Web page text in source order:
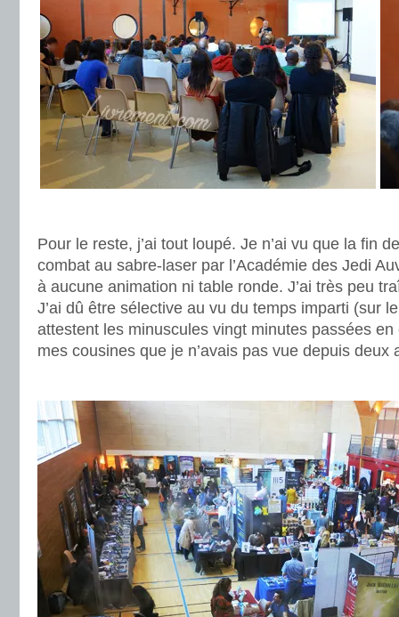
Pour le reste, j’ai tout loupé. Je n’ai vu que la fin
combat au sabre-laser par l’Académie des Jedi
à aucune animation ni table ronde. J’ai très peu
J’ai dû être sélective au vu du temps imparti (sur
attestent les minuscules vingt minutes passées en
mes cousines que je n’avais pas vue depuis deux